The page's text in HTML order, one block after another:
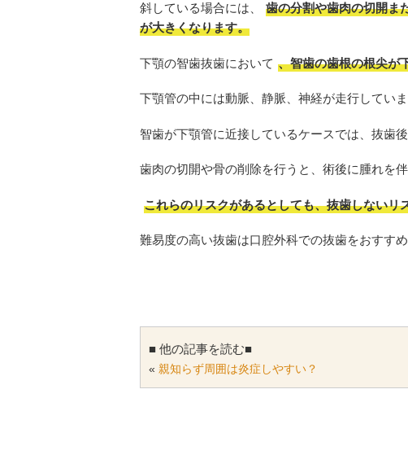
斜している場合には、
歯の分割や歯肉の切開ま
が大きくなります。
下顎の智歯抜歯において 、智歯の歯根の根尖が
下顎管の中には動脈、静脈、神経が走行してい
智歯が下顎管に近接しているケースでは、抜歯
歯肉の切開や骨の削除を行うと、術後に腫れを
これらのリスクがあるとしても、抜歯しないリ
難易度の高い抜歯は口腔外科での抜歯をおすすめ
■ 他の記事を読む■
« 親知らず周囲は炎症しやすい？